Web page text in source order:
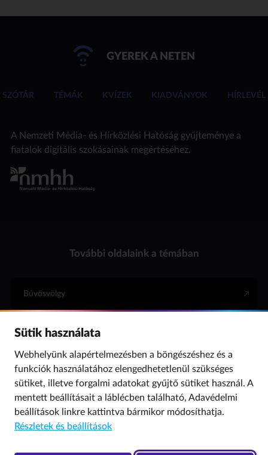
GYEREK A NETEN
SZÓTÁR TÉMÁK KVÍZEK KIADVÁNYOK HÍRLEVÉL
A Nemzeti Média- és Hírközlési Hatóság gyűjteménye a
fiatalok digitális szokásainak megértéséhez.
További oldalaink a témában
Bűvösvölgy
Internet Hotline
Para (gyermekvédelem)
© 2019 NMHH Minden jog fenntartva. | Tárhelyszolgáltató: Nemzeti Média- és
Sütik használata
Webhelyünk alapértelmezésben a böngészéshez és a
funkciók használatához elengedhetetlenül szükséges
sütiket, illetve forgalmi adatokat gyűjtő sütiket használ. A
mentett beállításait a láblécben található, Adavédelmi
beállítások linkre kattintva bármikor módosíthatja.
Részletek és beállítások